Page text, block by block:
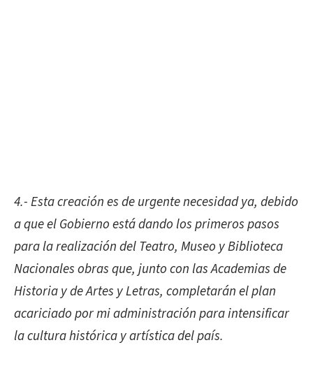
4.- Esta creación es de urgente necesidad ya, debido
a que el Gobierno está dando los primeros pasos
para la realización del Teatro, Museo y Biblioteca
Nacionales obras que, junto con las Academias de
Historia y de Artes y Letras, completarán el plan
acariciado por mi administración para intensificar
la cultura histórica y artística del país.